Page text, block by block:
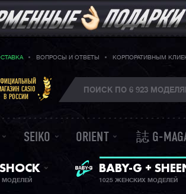
ВОПРОСЫ И ОТВЕТЫ КОРПОРАТИВНЫМ
CASIO
В РОССИИ
SEIKO ORIENT 誌 G-
МОДЕЛЕЙ
ЖЕНСКИЕ
BABY-G + SHEEN
1025 ЖЕНСКИХ МОДЕЛЕЙ